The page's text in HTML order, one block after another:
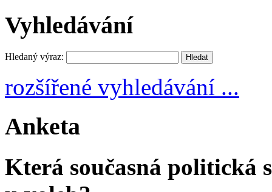
Vyhledávání
Hledaný výraz:
rozšířené vyhledávání ...
Anketa
Která současná politická